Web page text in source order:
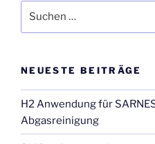
nach:
NEUESTE BEITRÄGE
H2 Anwendung für
Abgasreinigung